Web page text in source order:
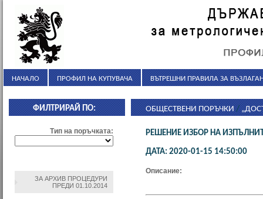
НАЧАЛО ПРОФИЛ НА КУПУВАЧА ВЪТРЕШНИ ПРАВИЛА ЗА
ФИЛТРИРАЙ ПО:
Тип на поръчката:
ЗА АРХИВ ПРОЦЕДУРИ
ПРЕДИ 01.10.2014
ОБЩЕСТВЕНИ ПОРЪЧКИ /
РЕШЕНИЕ ИЗБОР НА
ДАТА: 2020-01-15 14:50:00
Описание: